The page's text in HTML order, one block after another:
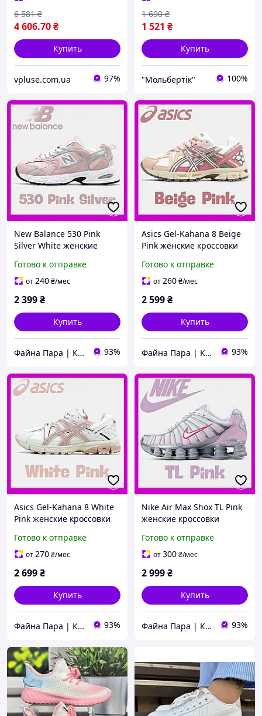
4 606.70₴
6 581 ₴
Купить
vpluse.com.ua 97%
1 521 ₴
1 690 ₴
Купить
"Мольбертік" 100%
New Balance 530 Pink
Silver White женские
серебристые удобные
комфортные
демисезонные спортивн
Готово к отправке
от240₴/мес
2 399₴
Купить
Файна Пара | Кросівки 93%
Asics Gel-Kahana 8 Beige
Pink женские кроссовки
комфортные
повседневные
спортивные streetwear
Готово к отправке
от260₴/мес
2 599₴
Купить
Файна Пара | Кросівки 93%
Asics Gel-Kahana 8 White
Pink женские кроссовки
повседневные
демисезонные
Готово к отправке
от270₴/мес
2 699₴
Купить
Файна Пара | Кросівки 93%
Nike Air Max Shox TL Pink
женские кроссовки
повседневные
демисезонные
Готово к отправке
от300₴/мес
2 999₴
Купить
Файна Пара | Кросівки 93%